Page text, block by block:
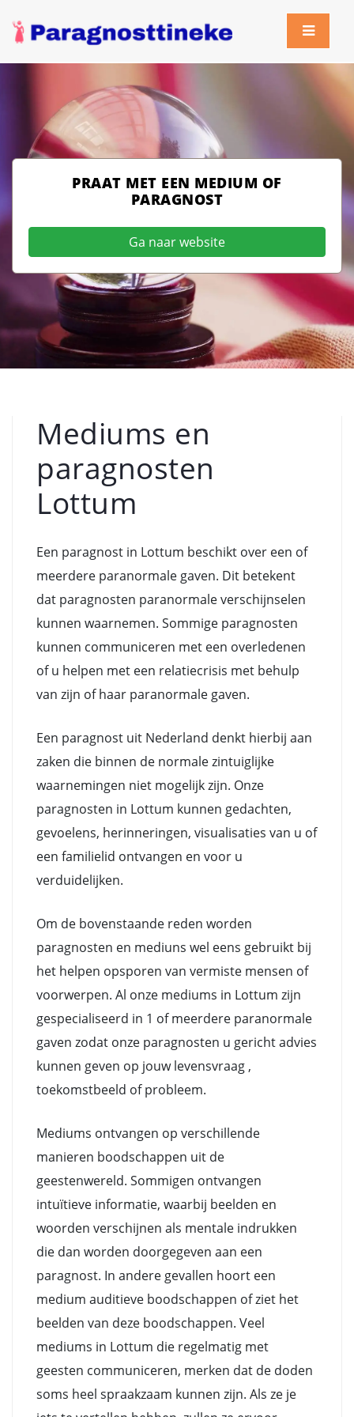
PRAAT MET EEN MEDIUM OF
PARAGNOST
Ga naar website
Mediums en
paragnosten
Lottum
Een paragnost in Lottum beschikt over een of
meerdere paranormale gaven. Dit betekent
dat paragnosten paranormale verschijnselen
kunnen waarnemen. Sommige paragnosten
kunnen communiceren met een overledenen
of u helpen met een relatiecrisis met behulp
van zijn of haar paranormale gaven.
Een paragnost uit Nederland denkt hierbij aan
zaken die binnen de normale zintuiglijke
waarnemingen niet mogelijk zijn. Onze
paragnosten in Lottum kunnen gedachten,
gevoelens, herinneringen, visualisaties van u of
een familielid ontvangen en voor u
verduidelijken.
Om de bovenstaande reden worden
paragnosten en mediuns wel eens gebruikt bij
het helpen opsporen van vermiste mensen of
voorwerpen. Al onze mediums in Lottum zijn
gespecialiseerd in 1 of meerdere paranormale
gaven zodat onze paragnosten u gericht advies
kunnen geven op jouw levensvraag ,
toekomstbeeld of probleem.
Mediums ontvangen op verschillende
manieren boodschappen uit de
geestenwereld. Sommigen ontvangen
intuïtieve informatie, waarbij beelden en
woorden verschijnen als mentale indrukken
die dan worden doorgegeven aan een
paragnost. In andere gevallen hoort een
medium auditieve boodschappen of ziet het
beelden van deze boodschappen. Veel
mediums in Lottum die regelmatig met
geesten communiceren, merken dat de doden
soms heel spraakzaam kunnen zijn. Als ze je